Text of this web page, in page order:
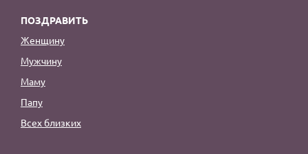
ПОЗДРАВИТЬ
Женщину
Мужчину
Маму
Папу
Всех близких